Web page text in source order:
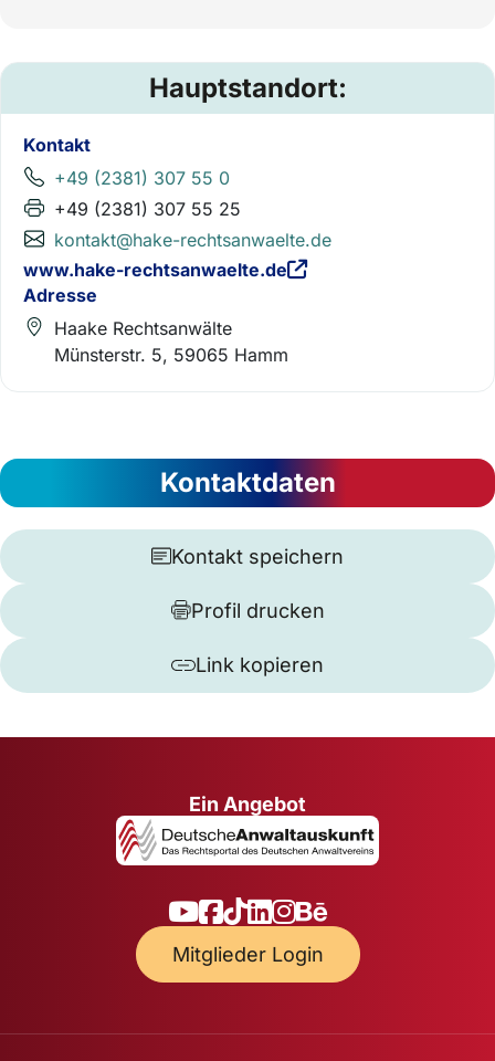
Hauptstandort:
Kontakt
+49 (2381) 307 55 0
+49 (2381) 307 55 25
kontakt@hake-rechtsanwaelte.de
www.hake-rechtsanwaelte.de
Adresse
Haake Rechtsanwälte
Münsterstr. 5, 59065 Hamm
Kontaktdaten
Kontakt speichern
Profil drucken
Link kopieren
Ein Angebot
Mitglieder Login